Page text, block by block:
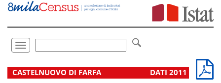
Vai
direttamente
Toggle
navigation
.
CASTELNUOVO DI FARFA DATI 2011